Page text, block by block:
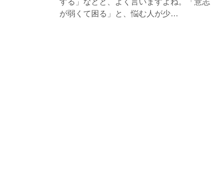
する」などと、よく言いますよね。「意志
が弱くて困る」と、悩む人が少…